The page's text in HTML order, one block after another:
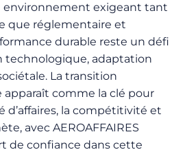
environnement exigeant tant
que réglementaire et
durable reste un défi
technologique, adaptation
La transition
comme la clé pour
la compétitivité et
avec AEROAFFAIRES
de confiance dans cette